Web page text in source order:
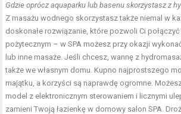
Gdzie oprócz aquaparku lub basenu skorzystasz z
Z masażu wodnego skorzystasz także niemal w
doskonałe rozwiązanie, które pozwoli Ci
pożytecznym – w SPA możesz przy okazji
lub inne masaże. Jeśli chcesz, wannę z
także we własnym domu. Kupno najprostszego
majątku, a korzyści są naprawdę ogromne.
model z elektronicznym sterowaniem i licznymi
zamieni Twoją łazienkę w domowy salon SPA.